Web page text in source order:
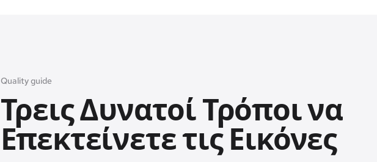
Quality guide
Τρεις Δυνατοί Τρόποι να
Επεκτείνετε τις Εικόνες